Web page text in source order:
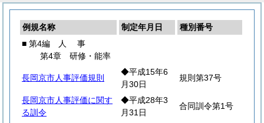
例規名称 制定年月日
種別番号
■ 第4編
人 事
第4章 研修・能率
長岡京市人事評価規則
◆平成15年6
月30日
規則第37号
長岡京市人事評価に関す
る訓令
◆平成28年3
月31日
合同訓令第1号